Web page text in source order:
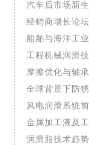
汽车后市场新
经销商增长论
船舶与海洋工
工程机械润滑
摩擦优化与轴
全球背景下防
风电润滑系统
金属加工液及
润滑脂技术趋